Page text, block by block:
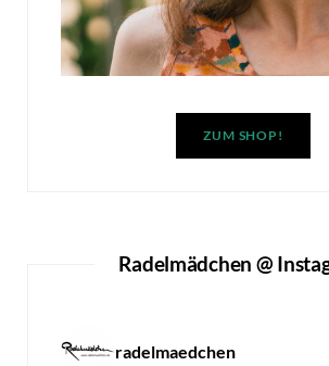
ZUM SHOP!
Radelmädchen @
radelmaedchen